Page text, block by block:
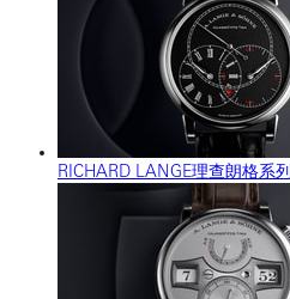
RICHARD LANGE理查朗格系列